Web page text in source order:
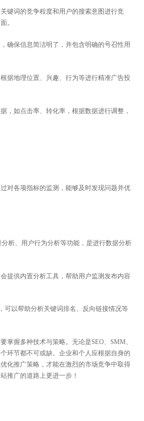
键词的竞争程度和用户的搜索意图进行竞
。
确保信息简洁明了，并包含明确的号召性用
据地理位置、兴趣、行为等进行精准广告投
，如点击率、转化率，根据数据进行调整，
对各项指标的监测，能够及时发现问题并优
析、用户行为分析等功能，是进行数据分析
提供内置分析工具，帮助用户监测发布内容
可以帮助分析关键词排名、反向链接情况等
掌握多种技术与策略。无论是SEO、SMM、
环节都不可或缺。企业和个人应根据自身的
化推广策略，才能在激烈的市场竞争中取得
推广的道路上更进一步！